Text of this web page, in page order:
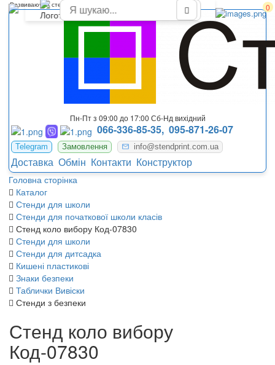
0
Пн-Пт з 09:00 до 17:00 Сб-Нд вихідний
066-336-85-35, 095-871-26-07
Telegram Замовлення info@stendprint.com.ua
Доставка Обмін Контакти Конструктор
Головна сторінка
Каталог
Стенди для школи
Стенди для початкової школи класів
Стенд коло вибору Код-07830
Стенди для школи
Стенди для дитсадка
Кишені пластикові
Знаки безпеки
Таблички Вивіски
Стенди з безпеки
Розвиваючий стенд "Коло вибору"
Стенд коло вибору
Код-07830